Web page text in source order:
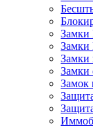
Замки
Замки
Замок